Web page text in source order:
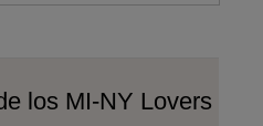
los MI-NY Lovers